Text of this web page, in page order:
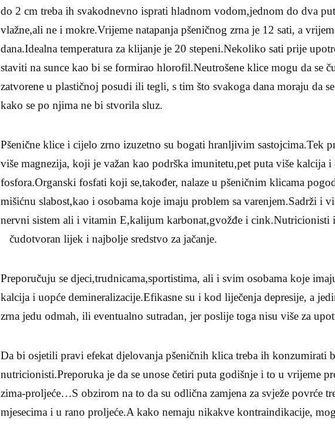
do 2 cm treba ih svakodnevno isprati hladnom vodom,jednom do dva
vlažne,ali ne i mokre.Vrijeme natapanja pšeničnog zrna je 12 sati, a
dana.Idealna temperatura za klijanje je 20 stepeni.Nekoliko sati prije
staviti na sunce kao bi se formirao hlorofil.Neutrošene klice mogu da se
zatvorene u plastičnoj posudi ili tegli, s tim što svakoga dana moraju da
kako se po njima ne bi stvorila sluz.
Pšenične klice i cijelo zrno izuzetno su bogati hranljivim sastojcima.Tek
više magnezija, koji je važan kao podrška imunitetu,pet puta više kalcija i
fosfora.Organski fosfati koji se,također, nalaze u pšeničnim klicama
mišićnu slabost,kao i osobama koje imaju problem sa varenjem.Sadrži i
nervni sistem ali i vitamin E,kalijum karbonat,gvožđe i cink.Nutricionisti
čudotvoran lijek i najbolje sredstvo za jačanje.
Preporučuju se djeci,trudnicama,sportistima, ali i svim osobama koje
kalcija i uopće demineralizacije.Efikasne su i kod liječenja depresije, a
zrna jedu odmah, ili eventualno sutradan, jer poslije toga nisu više za
Da bi osjetili pravi efekat djelovanja pšeničnih klica treba ih konzumirati
nutricionisti.Preporuka je da se unose četiri puta godišnje i to u vrijeme
zima-proljeće…S obzirom na to da su odlična zamjena za svježe povrće
mjesecima i u rano proljeće.A kako nemaju nikakve kontraindikacije,